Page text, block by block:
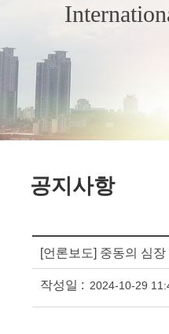
공지사항
[언론보도] 중동의 심
작성일 : 2024-10-29